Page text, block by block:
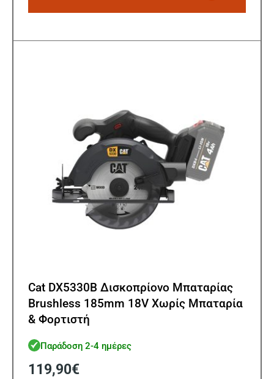
Cat DX5330B Δισκοπρίονο Μπαταρίας
Βrushless 185mm 18V Χωρίς Μπαταρία
& Φορτιστή
Παράδοση 2-4 ημέρες
119,90€